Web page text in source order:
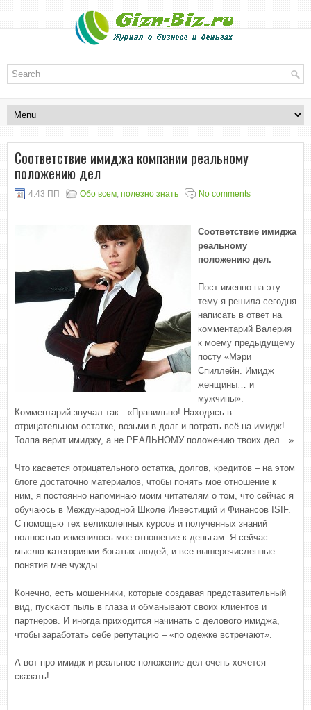
Соответствие имиджа компании реальному
положению дел
4:43 ПП Обо всем, полезно знать No comments
Соответствие имиджа
реальному
положению дел.
Пост именно на эту
тему я решила сегодня
написать в ответ на
комментарий Валерия
к моему предыдущему
посту «Мэри
Спиллейн. Имидж
женщины… и
мужчины».
Комментарий звучал так : «Правильно! Находясь в
отрицательном остатке, возьми в долг и потрать всё на имидж!
Толпа верит имиджу, а не РЕАЛЬНОМУ положению твоих дел…»
Что касается отрицательного остатка, долгов, кредитов – на этом
блоге достаточно материалов, чтобы понять мое отношение к
ним, я постоянно напоминаю моим читателям о том, что сейчас я
обучаюсь в Международной Школе Инвестиций и Финансов ISIF.
С помощью тех великолепных курсов и полученных знаний
полностью изменилось мое отношение к деньгам. Я сейчас
мыслю категориями богатых людей, и все вышеречисленные
понятия мне чужды.
Конечно, есть мошенники, которые создавая представительный
вид, пускают пыль в глаза и обманывают своих клиентов и
партнеров. И иногда приходится начинать с делового имиджа,
чтобы заработать себе репутацию – «по одежке встречают».
А вот про имидж и реальное положение дел очень хочется
сказать!